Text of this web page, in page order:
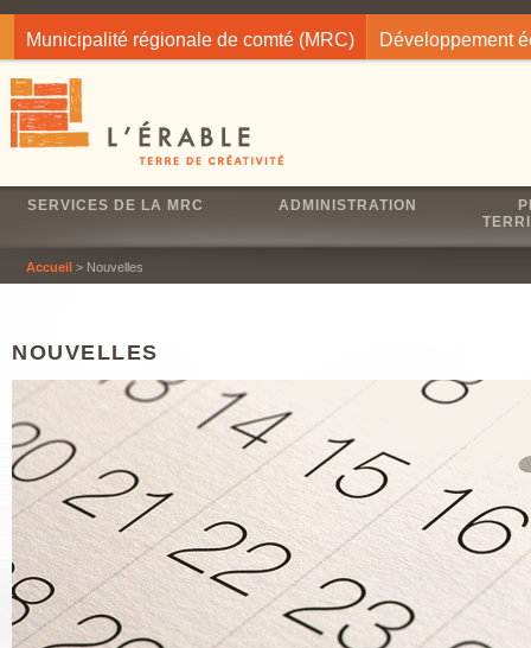
Municipalité régionale de comté (MRC) Développement
SERVICES DE LA MRC ADMINISTRATION
Accueil > Nouvelles
NOUVELLES